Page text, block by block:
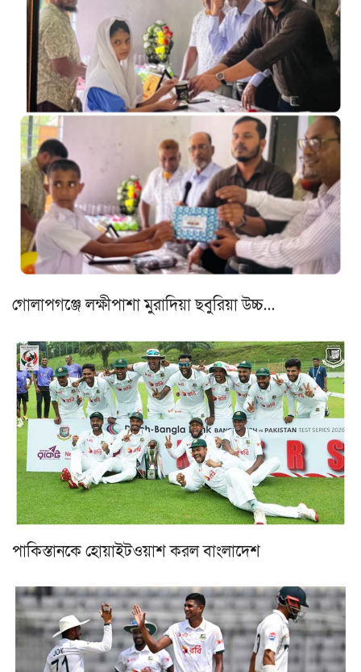
গোলাপগঞ্জে লক্ষীপাশা মুরাদিয়া ছবুরিয়া উচ্চ…
পাকিস্তানকে হোয়াইটওয়াশ করল বাংলাদেশ